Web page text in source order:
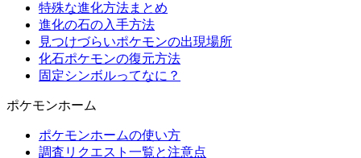
特殊な進化方法まとめ
進化の石の入手方法
見つけづらいポケモンの出現場所
化石ポケモンの復元方法
固定シンボルってなに？
ポケモンホーム
ポケモンホームの使い方
調査リクエスト一覧と注意点